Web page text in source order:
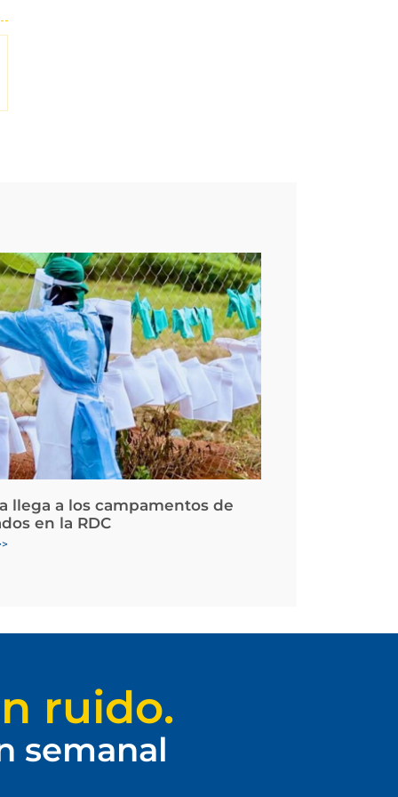
llega a los campamentos de
en la RDC
ruido.
semanal